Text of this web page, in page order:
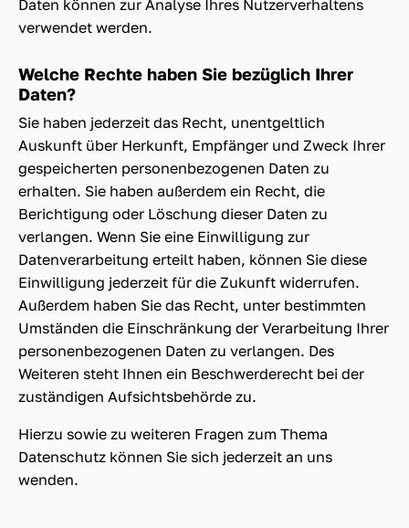
Daten können zur Analyse Ihres Nutzerverhaltens
verwendet werden.
Welche Rechte haben Sie bezüglich Ihrer
Daten?
Sie haben jederzeit das Recht, unentgeltlich
Auskunft über Herkunft, Empfänger und Zweck Ihrer
gespeicherten personenbezogenen Daten zu
erhalten. Sie haben außerdem ein Recht, die
Berichtigung oder Löschung dieser Daten zu
verlangen. Wenn Sie eine Einwilligung zur
Datenverarbeitung erteilt haben, können Sie diese
Einwilligung jederzeit für die Zukunft widerrufen.
Außerdem haben Sie das Recht, unter bestimmten
Umständen die Einschränkung der Verarbeitung Ihrer
personenbezogenen Daten zu verlangen. Des
Weiteren steht Ihnen ein Beschwerderecht bei der
zuständigen Aufsichtsbehörde zu.
Hierzu sowie zu weiteren Fragen zum Thema
Datenschutz können Sie sich jederzeit an uns
wenden.